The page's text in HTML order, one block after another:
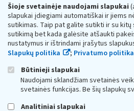
Šioje svetainėje naudojami slapukai
slapukai įdiegiami automatiškai ir jiems
sutikimas. Taip pat galite sutikti ir su kitų
sutikimą bet kada galėsite atšaukti
nustatymus ir ištrindami įrašytus
Slapukų politika
; Privatumo
Būtinieji slapukai
Naudojami sklandžiam svetainės
svetainės funkcijas. Be šių slapukų
Analitiniai slapukai
Respublikos finansų
Biudžetinė įstaiga. Juridinio asmens
adresas: Vasario 16-osios g. 14, 01107
vmi@vmi.lt, E. pristatymo dėžutės
Duomenys apie Valstybinę mokesčių
Respublikos finansų ministerijos